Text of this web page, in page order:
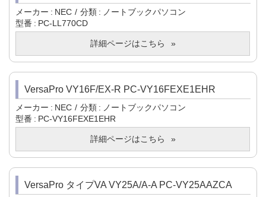
メーカー NEC 分類
ノートブックパソコン
型番
PC-LL770CD
詳細ページはこちら
VersaPro VY16F/EX-R PC-VY16FEXE1EHR
メーカー NEC 分類
ノートブックパソコン
型番
PC-VY16FEXE1EHR
詳細ページはこちら
VersaPro タイプVA VY25A/A-A PC-VY25AAZCA